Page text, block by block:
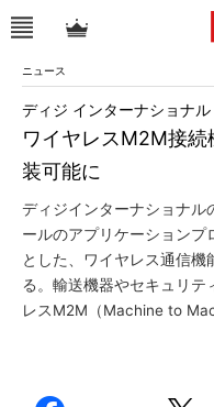
ニュース
ワイヤレスM2M接
装可能に
ディジ インターナショナ
ディジインターナショナ
ールのアプリケーションプ
とした、ワイヤレス通信
る。輸送機器やセキュリテ
レスM2M（Machine to